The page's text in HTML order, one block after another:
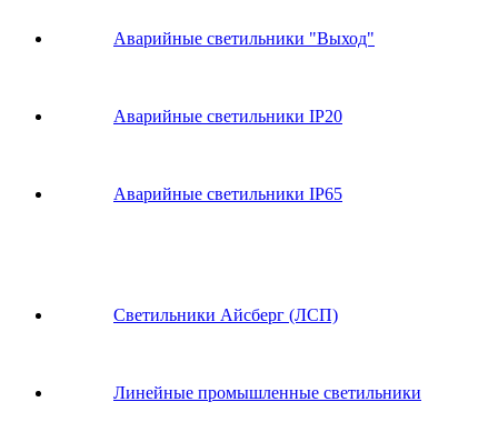
Аварийные светильники "Выход"
Аварийные светильники IP20
Аварийные светильники IP65
Светильники Айсберг (ЛСП)
Линейные промышленные светильники